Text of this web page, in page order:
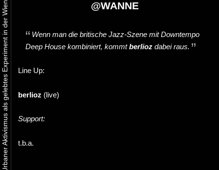
@WANNE
Wenn man die britische Jazz-Szene mit Downtempo
Deep House kombiniert, kommtberlioz dabei raus.
Line Up:
berlioz (live)
Support:
t.b.a.